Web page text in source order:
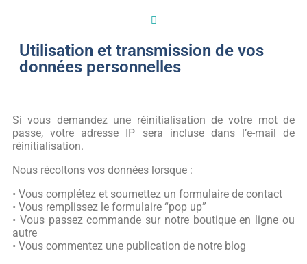
Utilisation et transmission de vos
données personnelles
Si vous demandez une réinitialisation de votre mot de
passe, votre adresse IP sera incluse dans l’e-mail de
réinitialisation.
Nous récoltons vos données lorsque :
• Vous complétez et soumettez un formulaire de contact
• Vous remplissez le formulaire “pop up”
• Vous passez commande sur notre boutique en ligne ou
autre
• Vous commentez une publication de notre blog